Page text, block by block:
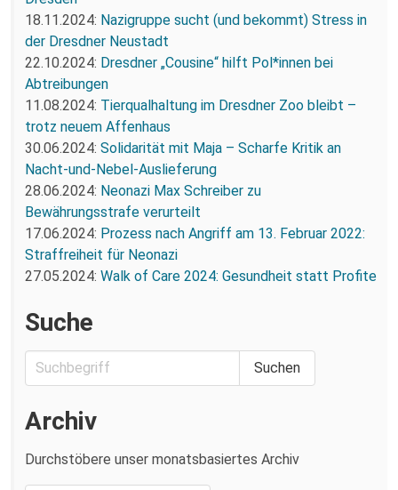
18.11.2024: Nazigruppe sucht (und bekommt) Stress in
der Dresdner Neustadt
22.10.2024: Dresdner „Cousine“ hilft Pol*innen bei
Abtreibungen
11.08.2024: Tierqualhaltung im Dresdner Zoo bleibt –
trotz neuem Affenhaus
30.06.2024: Solidarität mit Maja – Scharfe Kritik an
Nacht-und-Nebel-Auslieferung
28.06.2024: Neonazi Max Schreiber zu
Bewährungsstrafe verurteilt
17.06.2024: Prozess nach Angriff am 13. Februar 2022:
Straffreiheit für Neonazi
27.05.2024: Walk of Care 2024: Gesundheit statt Profite
Suche
Archiv
Durchstöbere unser monatsbasiertes Archiv